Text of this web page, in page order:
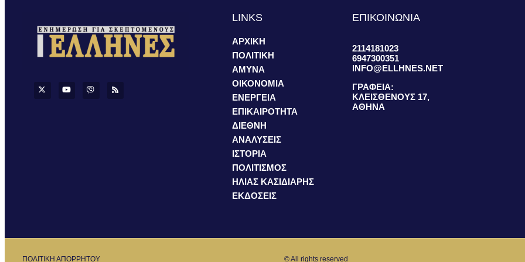
LINKS
ΑΡΧΙΚΗ
ΠΟΛΙΤΙΚΗ
ΑΜΥΝΑ
ΟΙΚΟΝΟΜΙΑ
ΕΝΕΡΓΕΙΑ
ΕΠΙΚΑΙΡΟΤΗΤΑ
ΔΙΕΘΝΗ
ΑΝΑΛΥΣΕΙΣ
ΙΣΤΟΡΙΑ
ΠΟΛΙΤΙΣΜΟΣ
ΗΛΙΑΣ ΚΑΣΙΔΙΑΡΗΣ
ΕΚΔΟΣΕΙΣ
ΕΠΙΚΟΙΝΩΝΙΑ
2114181023
6947300351
INFO@ELLHNES.NET
ΓΡΑΦΕΙΑ:
ΚΛΕΙΣΘΕΝΟΥΣ 17,
ΑΘΗΝΑ
ΠΟΛΙΤΙΚΗ ΑΠΟΡΡΗΤΟΥ © All rights reserved